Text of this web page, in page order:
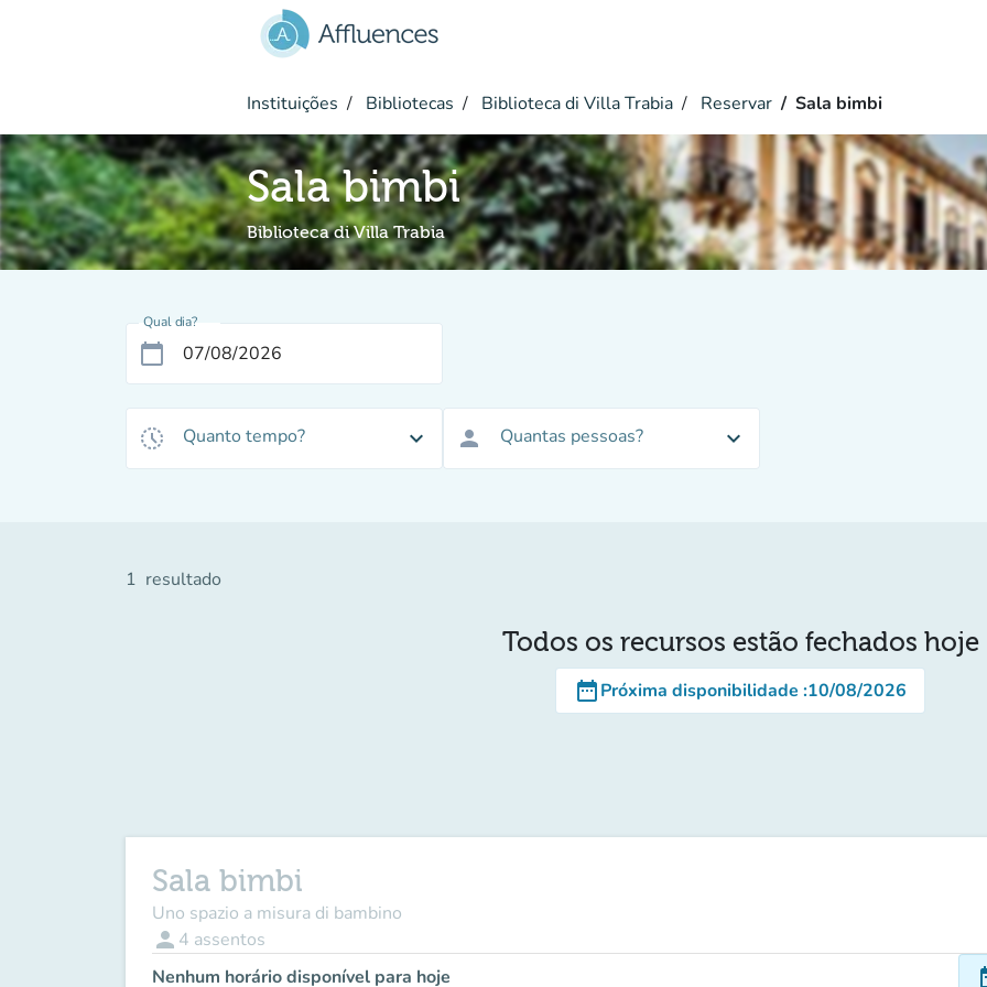
Instituições Bibliotecas Biblioteca di Villa Trabia Reservar Sala bimbi
Sala bimbi
Biblioteca di Villa Trabia
Qual dia?
calendar_today
history_toggle_off Quanto tempo? expand_more person Quantas pessoas? expand_more
1 resultado
Todos os recursos estão fechados hoje
date_rangePróxima disponibilidade :10/08/2026
Sala bimbi
Uno spazio a misura di bambino
person 4 assentos
Nenhum horário disponível para hoje